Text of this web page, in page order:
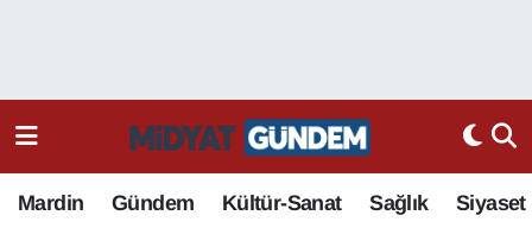
Mardin Gündem Kültür-Sanat Sağlık Siyaset